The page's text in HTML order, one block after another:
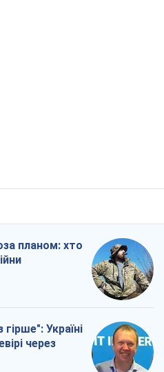
планом: хто
Україні
через